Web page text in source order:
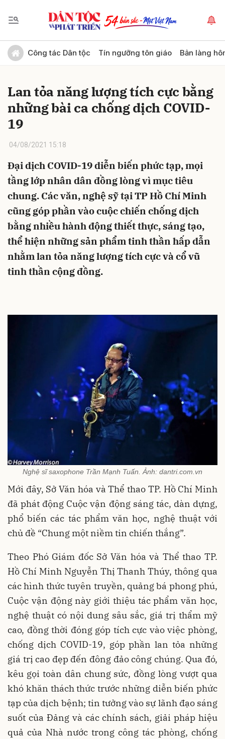
Công tác Dân tộc Tín ngưỡng tôn giáo Bản làng
Lan tỏa năng lượng tích cực bằng
những bài ca chống dịch COVID-
19
04/08/2021 15:18
Đại dịch COVID-19 diễn biến phức tạp, mọi
tầng lớp nhân dân đồng lòng vì mục tiêu
chung. Các văn, nghệ sỹ tại TP Hồ Chí Minh
cũng góp phần vào cuộc chiến chống dịch
bằng nhiều hành động thiết thực, sáng tạo,
thể hiện những sản phẩm tinh thần hấp dẫn
nhằm lan tỏa năng lượng tích cực và cổ vũ
tinh thần cộng đồng.
Nghệ sĩ saxophone Trần Mạnh Tuấn. Ảnh: dantri.com.vn
Mới đây, Sở Văn hóa và Thể thao TP. Hồ Chí Minh
đã phát động Cuộc vận động sáng tác, dàn dựng,
phổ biến các tác phẩm văn học, nghệ thuật với
chủ đề “Chung một niềm tin chiến thắng”.
Theo Phó Giám đốc Sở Văn hóa và Thể thao TP.
Hồ Chí Minh Nguyễn Thị Thanh Thúy, thông qua
các hình thức tuyên truyền, quảng bá phong phú,
Cuộc vận động này giới thiệu tác phẩm văn học,
nghệ thuật có nội dung sâu sắc, giá trị thẩm mỹ
cao, đồng thời đóng góp tích cực vào việc phòng,
chống dịch COVID-19, góp phần lan tỏa những
giá trị cao đẹp đến đông đảo công chúng. Qua đó,
kêu gọi toàn dân chung sức, đồng lòng vượt qua
khó khăn thách thức trước những diễn biến phức
tạp của dịch bệnh; tin tưởng vào sự lãnh đạo sáng
suốt của Đảng và các chính sách, giải pháp hiệu
quả của Nhà nước trong công tác phòng, chống
Gửi bình luận